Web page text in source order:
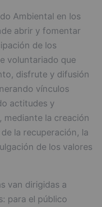
Ambiental en los
abrir y fomentar
de los
voluntariado que
disfrute y difusión
vínculos
actitudes y
la creación
la recuperación, la
de los valores
van dirigidas a
para el público